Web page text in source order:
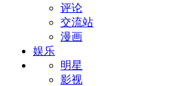
评论
交流站
漫画
娱乐
明星
影视